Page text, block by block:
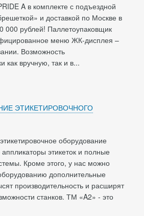
A в комплекте с подъездной
и доставкой по Москве в
000 рублей! Паллетоупаковщик
меню ЖК-дисплея –
Возможность
как вручную, так и в...
ЭТИКЕТИРОВОЧНОГО
оборудование
этикеток и полные
Кроме этого, у нас можно
дополнительные
производительность и расширят
станков. ТМ «A2» - это